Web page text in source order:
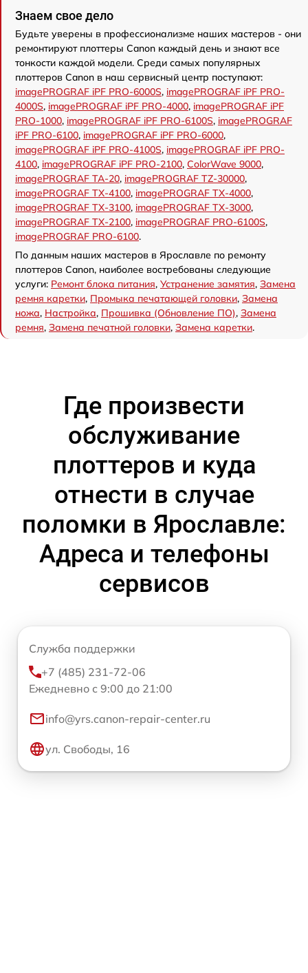
Знаем свое дело
Будьте уверены в профессионализме наших мастеров - они
ремонтируют плоттеры Canon каждый день и знают все
тонкости каждой модели. Среди самых популярных
плоттеров Canon в наш сервисный центр поступают:
imagePROGRAF iPF PRO-6000S, imagePROGRAF iPF PRO-
4000S, imagePROGRAF iPF PRO-4000, imagePROGRAF iPF
PRO-1000, imagePROGRAF iPF PRO-6100S, imagePROGRAF
iPF PRO-6100, imagePROGRAF iPF PRO-6000,
imagePROGRAF iPF PRO-4100S, imagePROGRAF iPF PRO-
4100, imagePROGRAF iPF PRO-2100, ColorWave 9000,
imagePROGRAF TA-20, imagePROGRAF TZ-30000,
imagePROGRAF TX-4100, imagePROGRAF TX-4000,
imagePROGRAF TX-3100, imagePROGRAF TX-3000,
imagePROGRAF TX-2100, imagePROGRAF PRO-6100S,
imagePROGRAF PRO-6100.
По данным наших мастеров в Ярославле по ремонту
плоттеров Canon, наиболее востребованы следующие
услуги: Ремонт блока питания, Устранение замятия, Замена
ремня каретки, Промыка печатающей головки, Замена
ножа, Настройка, Прошивка (Обновление ПО), Замена
ремня, Замена печатной головки, Замена каретки.
Где произвести
обслуживание
плоттеров и куда
отнести в случае
поломки в Ярославле:
Адреса и телефоны
сервисов
Служба поддержки
+7 (485) 231-72-06
Ежедневно с 9:00 до 21:00
info@yrs.canon-repair-center.ru
ул. Свободы, 16